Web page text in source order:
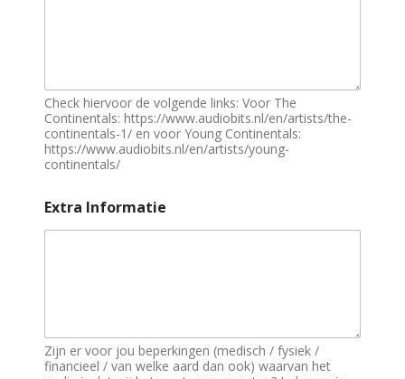
Check hiervoor de volgende links: Voor The
Continentals: https://www.audiobits.nl/en/artists/the-
continentals-1/ en voor Young Continentals:
https://www.audiobits.nl/en/artists/young-
continentals/
Extra Informatie
Zijn er voor jou beperkingen (medisch / fysiek /
financieel / van welke aard dan ook) waarvan het